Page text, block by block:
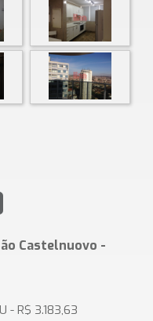
Castelnuovo -
R$ 3.183,63